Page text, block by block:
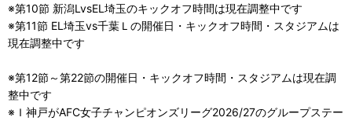
※第10節 新潟LvsEL埼玉のキックオフ時間は現在調整中です
※第11節 EL埼玉vs千葉Ｌの開催日・キックオフ時間・スタジアムは
現在調整中です
※第12節～第22節の開催日・キックオフ時間・スタジアムは現在調
整中です
※Ｉ神戸がAFC女子チャンピオンズリーグ2026/27のグループステー